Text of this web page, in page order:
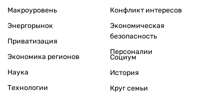
Макроуровень
Энергорынок
Приватизация
Экономика регионов
Конфликт интересов
Экономическая
безопасность
Персоналии
Наука
Технологии
Социум
История
Круг семьи